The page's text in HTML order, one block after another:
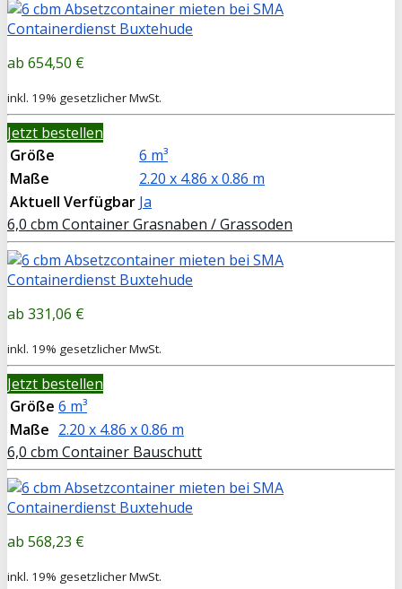
654,50 €
inkl. 19% gesetzlicher MwSt.
Jetzt bestellen
Größe
6 m³
Maße
2.20 x 4.86 x 0.86 m
Aktuell Verfügbar Ja
6,0 cbm Container Grasnaben / Grassoden
331,06 €
inkl. 19% gesetzlicher MwSt.
Jetzt bestellen
Größe 6 m³
Maße 2.20 x 4.86 x 0.86 m
6,0 cbm Container Bauschutt
568,23 €
inkl. 19% gesetzlicher MwSt.